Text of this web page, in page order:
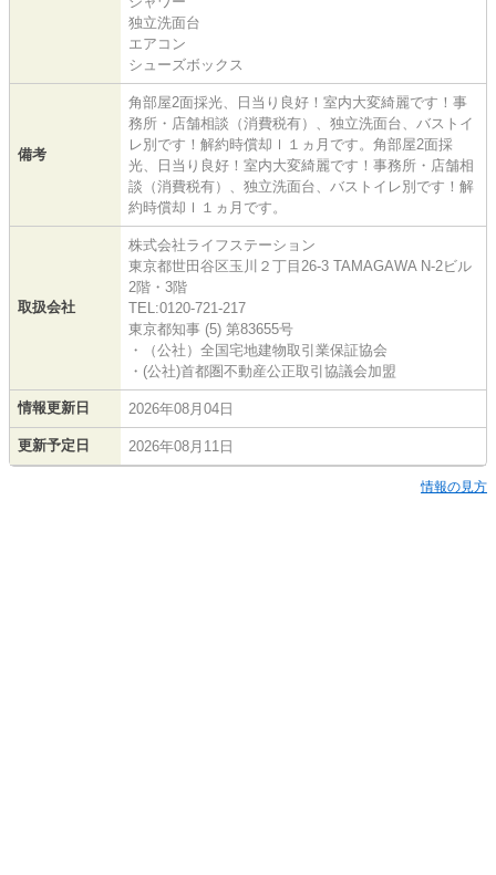
独立洗面台
エアコン
シューズボックス
備考
角部屋2面採光、日当り良好！室内大変綺麗です！事
務所・店舗相談（消費税有）、独立洗面台、バストイ
レ別です！解約時償却ｌ１ヵ月です。角部屋2面採
光、日当り良好！室内大変綺麗です！事務所・店舗相
談（消費税有）、独立洗面台、バストイレ別です！解
約時償却ｌ１ヵ月です。
取扱会社
株式会社ライフステーション
東京都世田谷区玉川２丁目26-3 TAMAGAWA N-2ビル
2階・3階
TEL:0120-721-217
東京都知事 (5) 第83655号
・（公社）全国宅地建物取引業保証協会
・(公社)首都圏不動産公正取引協議会加盟
情報更新日 2026年08月04日
更新予定日 2026年08月11日
情報の見方